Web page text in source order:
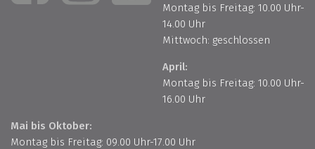
Montag bis Freitag: 10.00 Uhr-
14.00 Uhr
Mittwoch: geschlossen
April:
Montag bis Freitag: 10.00 Uhr-
16.00 Uhr
Mai bis Oktober:
Montag bis Freitag: 09.00 Uhr-17.00 Uhr